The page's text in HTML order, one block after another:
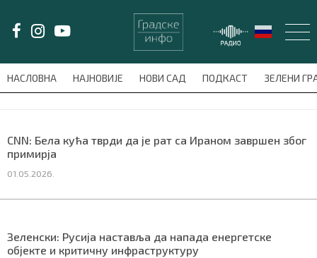
НАСЛОВНА НАЈНОВИЈЕ НОВИ САД ПОДКАСТ ЗЕЛЕНИ
meni'); $this_item = current( wp_filter_object_list(
CNN: Бела кућа тврди да је рат са Ираном завршен због
примирја
01.05.2026.
Зеленски: Русија наставља да напада енергетске
објекте и критичну инфраструктуру
LAT/ЋИР
НАЈНОВИЈЕ
НОВИ САД
ПОДКАСТ